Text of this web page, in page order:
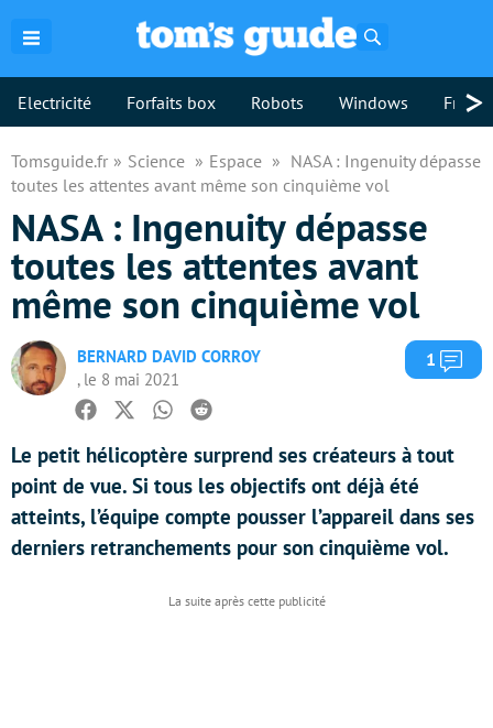
Electricité Forfaits box Robots Windows >
Tomsguide.fr Science Espace
NASA : Ingenuity dépasse
toutes les attentes avant même son cinquième vol
NASA : Ingenuity dépasse
toutes les attentes avant
même son cinquième vol
BERNARD DAVID CORROY
, le 8 mai 2021
1
Facebook
TwitterWhatsapp
Reddit
Le petit hélicoptère surprend ses créateurs à tout
point de vue. Si tous les objectifs ont déjà été
atteints, l’équipe compte pousser l’appareil dans ses
derniers retranchements pour son cinquième vol.